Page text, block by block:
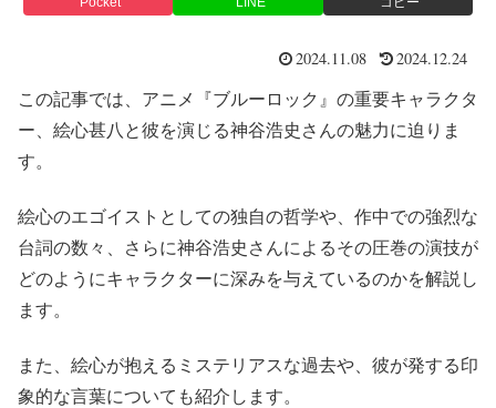
2024.11.08 2024.12.24
この記事では、アニメ『ブルーロック』の重要キャラクタ
ー、絵心甚八と彼を演じる神谷浩史さんの魅力に迫りま
す。
絵心のエゴイストとしての独自の哲学や、作中での強烈な
台詞の数々、さらに神谷浩史さんによるその圧巻の演技が
どのようにキャラクターに深みを与えているのかを解説し
ます。
また、絵心が抱えるミステリアスな過去や、彼が発する印
象的な言葉についても紹介します。